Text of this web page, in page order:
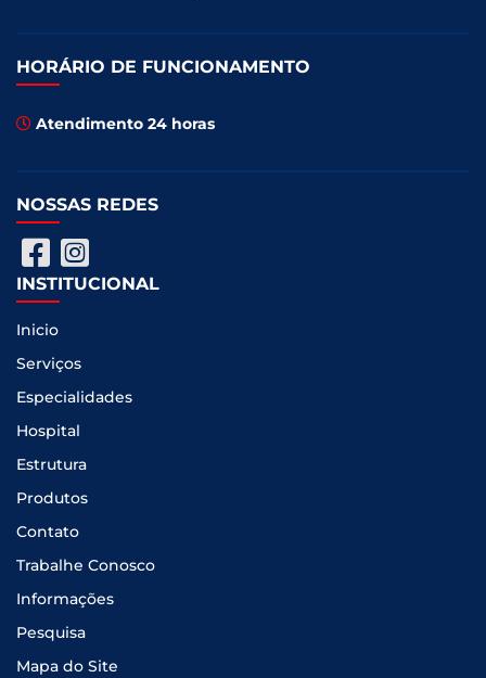
HORÁRIO DE FUNCIONAMENTO
Atendimento 24 horas
NOSSAS REDES
INSTITUCIONAL
Inicio
Serviços
Especialidades
Hospital
Estrutura
Produtos
Contato
Trabalhe Conosco
Informações
Pesquisa
Mapa do Site